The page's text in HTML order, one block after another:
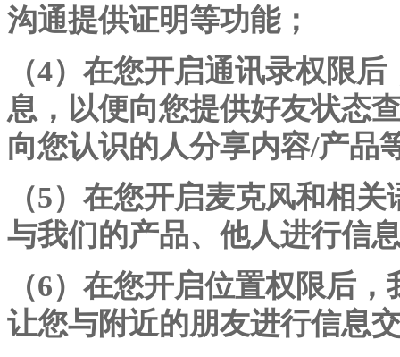
沟通提供证明等功能；
（4）在您开启通讯录权限
息，以便向您提供好友状态
向您认识的人分享内容/产品
（5）在您开启麦克风和相
与我们的产品、他人进行信
（6）在您开启位置权限后
让您与附近的朋友进行信息